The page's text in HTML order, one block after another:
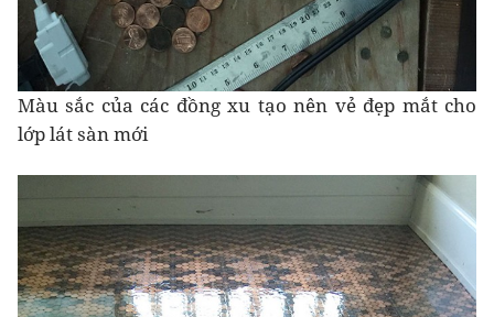
Màu sắc của các đồng xu tạo nên vẻ đẹp mắt cho
lớp lát sàn mới